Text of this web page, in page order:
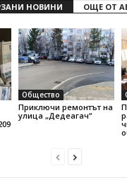
НОВИНИ ОЩЕ ОТ
Общество
Приключи ремонтът на
улица „Дедеагач“